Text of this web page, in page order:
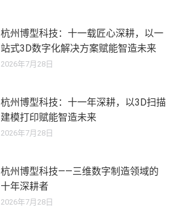
杭州博型科技：十一载匠心深耕，以一
站式3D数字化解决方案赋能智造未来
2026年7月28日
杭州博型科技：十一年深耕，以3D扫描
建模打印赋能智造未来
2026年7月28日
杭州博型科技——三维数字制造领域的
十年深耕者
2026年7月28日